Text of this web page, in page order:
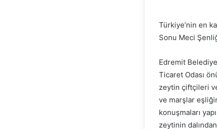
Türkiye’nin en
Sonu Meci
Edremit
Ticaret Odası
zeytin çiftçileri
ve marşlar
konuşmaları
zeytinin